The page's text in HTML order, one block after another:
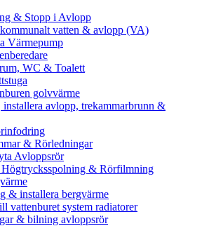
& Stopp i Avlopp
vatten & avlopp (VA)
Värmepump
WC & Toalett
golvvärme
installera avlopp, trekammarbrunn &
& Rörledningar
Avloppsrör
Högtrycksspolning & Rörfilmning
& installera bergvärme
vattenburet system radiatorer
& bilning avloppsrör